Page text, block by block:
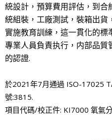
統設計，預算費用評估，到
統組裝，工廠測試，裝箱出貨
實施教育訓練，這一貫化的
專業人員負責执行，内部品質
的認證.
於2021年7月通過 ISO-17025
號:3815.
項目代碼/校正件: KI7000 氧氣